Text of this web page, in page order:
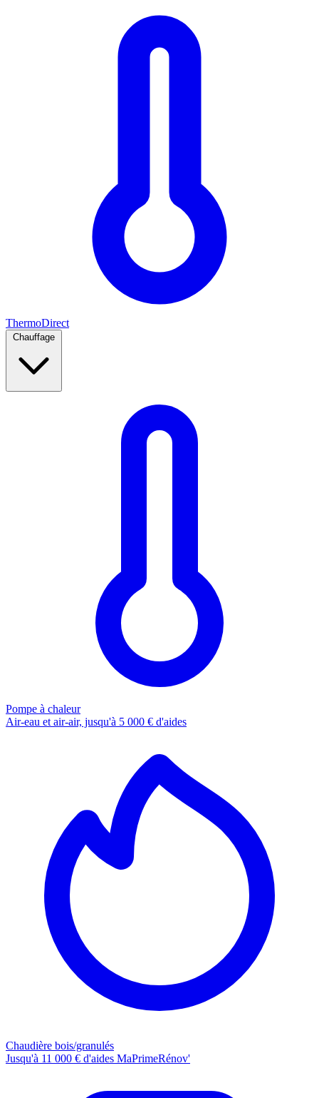
ThermoDirect
Pompe à chaleur
Air-eau et air-air, jusqu'à 5 000 € d'aides
Chaudière bois/granulés
Jusqu'à 11 000 € d'aides MaPrimeRénov'